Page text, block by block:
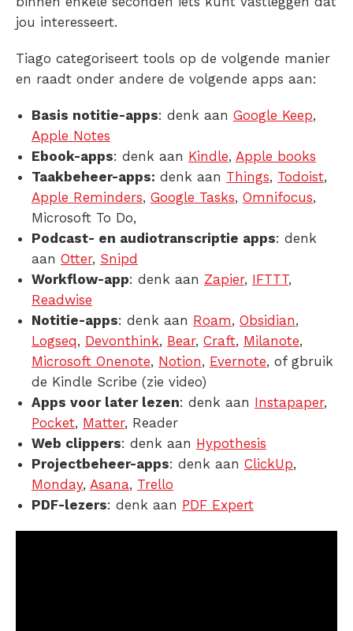
jou interesseert.
Tiago categoriseert tools op de volgende manier
en raadt onder andere de volgende apps aan:
Basis notitie-apps: denk aan Google Keep,
Apple Notes
Ebook-apps: denk aan Kindle, Apple books
Taakbeheer-apps: denk aan Things, Todoist,
Apple Reminders, Google Tasks, Omnifocus,
Microsoft To Do,
Podcast- en audiotranscriptie apps: denk
aan Otter, Snipd
Workflow-app: denk aan Zapier, IFTTT,
Readwise
Notitie-apps: denk aan Roam, Obsidian,
Logseq, Devonthink, Bear, Craft, Milanote,
Microsoft Onenote, Notion, Evernote, of gbruik
de Kindle Scribe (zie video)
Apps voor later lezen: denk aan Instapaper,
Pocket, Matter, Reader
Web clippers: denk aan Hypothesis
Projectbeheer-apps: denk aan ClickUp,
Monday, Asana, Trello
PDF-lezers: denk aan PDF Expert